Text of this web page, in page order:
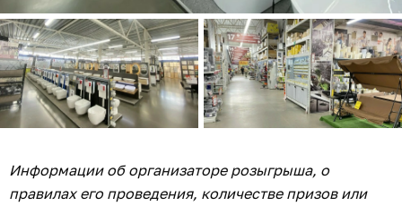
Информации об организаторе розыгрыша, о
правилах его проведения, количестве призов или